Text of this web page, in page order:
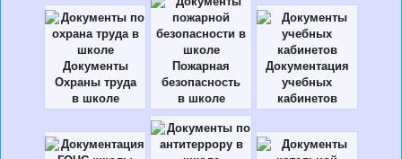
Документы
Охраны труда
в школе
Пожарная
безопасность
в школе
Документация
учебных
кабинетов